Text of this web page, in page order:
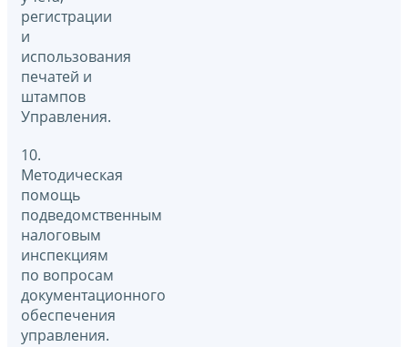
регистрации
и
использования
печатей и
штампов
Управления.
10.
Методическая
помощь
подведомственным
налоговым
инспекциям
по вопросам
документационного
обеспечения
управления.